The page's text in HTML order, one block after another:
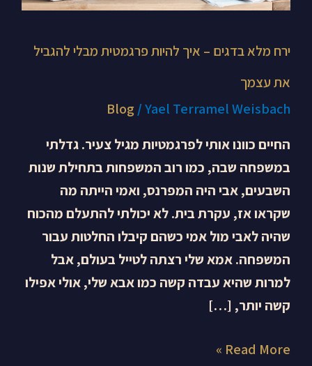
ירח מלא בדגים – איך להיות פרגמטית מבלי להגביל
את עצמך
Blog /Yael Terramel Weisbach
החיים כוונו אותי לפרגמטיות מגיל צעיר. גדלתי
במשפחה שבה, כמו רוב המשפחות בתחילת שנות
השבעים, אבי היה המפרנס, ואמי הייתה מה
שקראו אז, עקרת בית. לא יכולתי להתעלם מהכוח
שהיה לאבי מול אמי כשהם קיבלו החלטות עבור
המשפחה. אמא שלי רצתה לטייל בעולם, אבל
למרות שהיא עבדה קשה כמו אבא שלי, אולי אפילו
קשה יותר, […]
Read More »